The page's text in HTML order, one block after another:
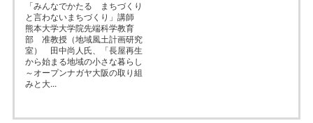
「みんなでかたる まちづくり
と言わないまちづくり」講師
熊本大学大学院先端科学教育
部 准教授（地域風土計画研究
室） 田中尚人氏、「長屋再生
から始まる地域の小さな暮らし
～オープンナガヤ大阪の取り組
みと大...